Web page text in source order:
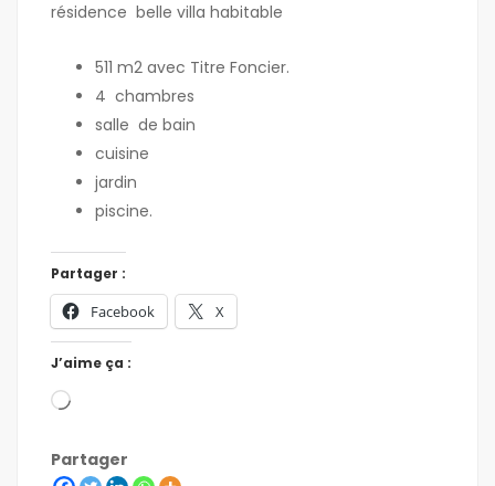
résidence belle villa habitable
511 m2 avec Titre Foncier.
4 chambres
salle de bain
cuisine
jardin
piscine.
Partager :
Facebook X
J’aime ça :
Partager